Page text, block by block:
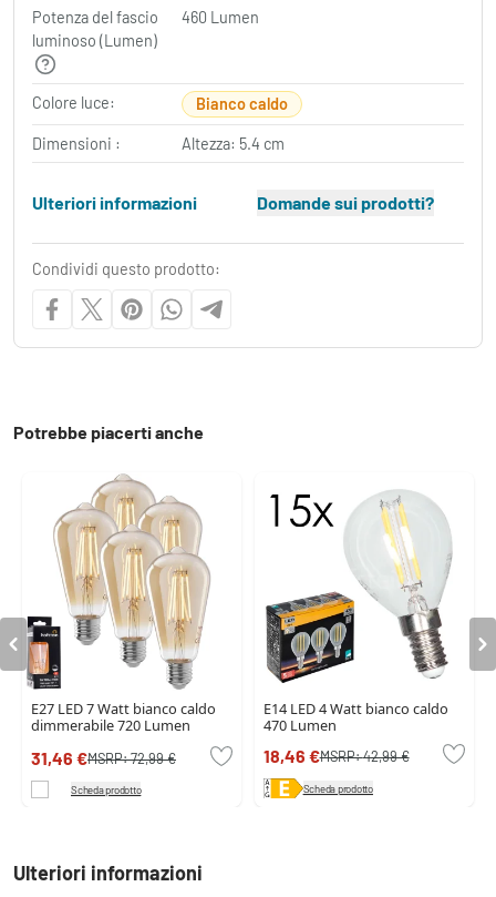
Potenza del fascio
luminoso (Lumen)
460 Lumen
Colore luce: Bianco caldo
Dimensioni : Altezza: 5.4 cm
Ulteriori informazioni Domande sui prodotti?
Condividi questo prodotto:
Potrebbe piacerti anche
E27 LED 7 Watt bianco caldo
dimmerabile 720 Lumen
31,46 €MSRP:72,99 €
Scheda prodotto
E14 LED 4 Watt bianco caldo
470 Lumen
18,46 €MSRP:42,99 €
Scheda prodotto
Ulteriori informazioni